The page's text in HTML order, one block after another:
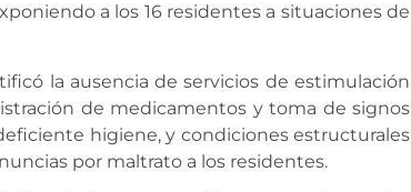
a los 16 residentes a situaciones de
la ausencia de servicios de estimulación
de medicamentos y toma de signos
higiene, y condiciones estructurales
por maltrato a los residentes.